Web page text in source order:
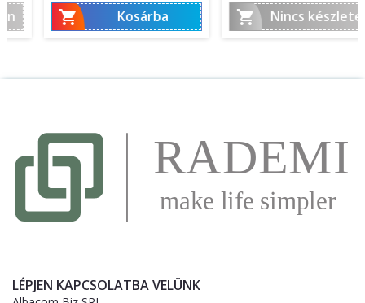
Kosárba Nincs készleten
LÉPJEN KAPCSOLATBA VELÜNK